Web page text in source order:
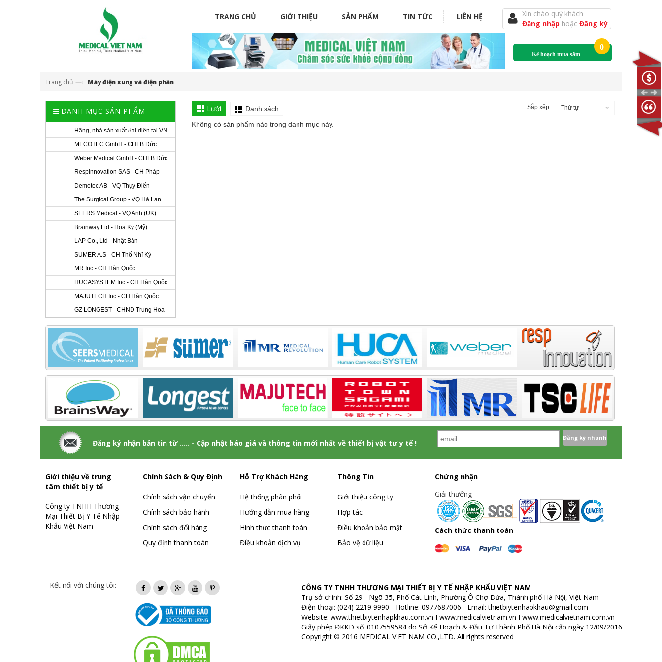
TRANG CHỦ GIỚI THIỆU SẢN PHẨM TIN TỨC LIÊN HỆ
Xin chào quý khách
Đăng nhập hoặcĐăng ký
Kế hoạch mua sắm
0
Trang chủ —› Máy điện xung và điện phân
Lưới Danh sách Sắp xếp: Thứ tự
Không có sản phẩm nào trong danh mục này.
DANH MỤC SẢN PHẨM
Hãng, nhà sản xuất đại diện tại VN
MECOTEC GmbH - CHLB Đức
Weber Medical GmbH - CHLB Đức
Respinnovation SAS - CH Pháp
Demetec AB - VQ Thụy Điển
The Surgical Group - VQ Hà Lan
SEERS Medical - VQ Anh (UK)
Brainway Ltd - Hoa Kỳ (Mỹ)
LAP Co., Ltd - Nhật Bản
SUMER A.S - CH Thổ Nhĩ Kỳ
MR Inc - CH Hàn Quốc
HUCASYSTEM Inc - CH Hàn Quốc
MAJUTECH Inc - CH Hàn Quốc
GZ LONGEST - CHND Trung Hoa
Đăng ký nhận bản tin từ ..... - Cập nhật báo giá và thông tin mới nhất về thiết bị vật tư y tế !
Giới thiệu về trung
tâm thiết bị y tế
Công ty TNHH Thương
Mại Thiết Bị Y Tế Nhập
Khẩu Việt Nam
Chính Sách & Quy Định
Chính sách vận chuyển
Chính sách bảo hành
Chính sách đổi hàng
Quy định thanh toán
Hỗ Trợ Khách Hàng
Hệ thống phân phối
Hướng dẫn mua hàng
Hình thức thanh toán
Điều khoản dịch vụ
Thông Tin
Giới thiệu công ty
Hợp tác
Điều khoản bảo mật
Bảo vệ dữ liệu
Chứng nhận
Giải thưởng
Cách thức thanh toán
Kết nối với chúng tôi:
CÔNG TY TNHH THƯƠNG MẠI THIẾT BỊ Y TẾ NHẬP KHẨU VIỆT NAM
Trụ sở chính: Số 29 - Ngõ 35, Phố Cát Linh, Phường Ô Chợ Dừa, Thành phố Hà Nội, Việt Nam
Điện thoại: (024) 2219 9990 - Hotline: 0977687006 - Email: thietbiytenhapkhau@gmail.com
Website: www.thietbiytenhapkhau.com.vn I www.medicalvietnam.vn I www.medicalvietnam.com.vn
Giấy phép ĐKKD số: 0107559584 do Sở Kế Hoạch & Đầu Tư Thành Phố Hà Nội cấp ngày 12/09/2016
Copyright © 2016 MEDICAL VIET NAM CO.,LTD. All rights reserved